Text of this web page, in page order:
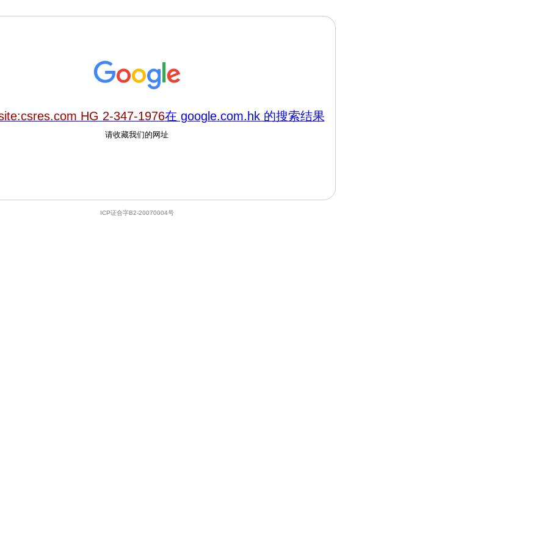
HG 2-347-1976在 google.com.hk 的搜索结果
请收藏我们的网址
ICP证合字B2-20070004号